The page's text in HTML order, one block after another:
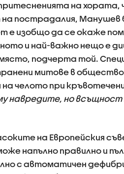
на хората,
пострадалия, Манушев
е изобщо да се окаже
и най-важно нещо е
подчерта той.
митове в
челото при
навредите, но всъщност
на Европейския
напълно правилно и
с автоматичен